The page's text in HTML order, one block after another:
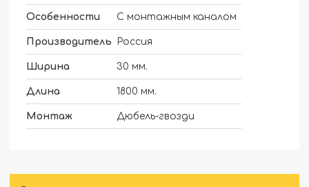
Особенности С монтажным каналом
Производитель Россия
Ширина 30 мм.
Длина 1800 мм.
Монтаж Дюбель-гвозди